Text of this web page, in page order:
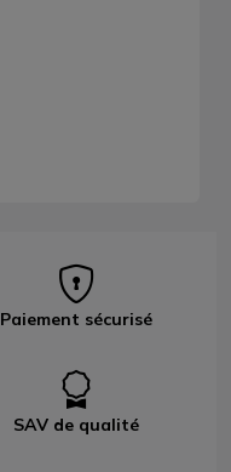
Paiement sécurisé
SAV de qualité